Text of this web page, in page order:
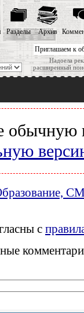
Приглашаем к
Надоела
расширенный
Разделы Архив
обычную
с